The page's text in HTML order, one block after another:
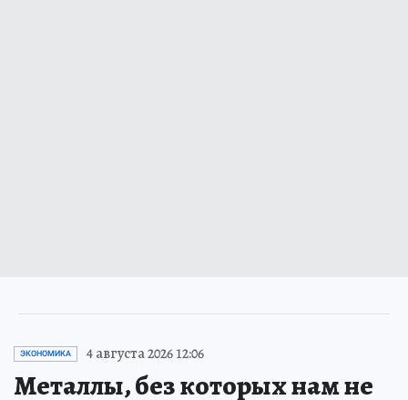
ЭКОНОМИКА 4 августа 2026 12:06
Металлы, без которых нам не